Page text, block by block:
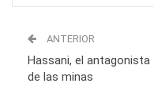
ANTERIOR
Hassani, el antagonista
de las minas